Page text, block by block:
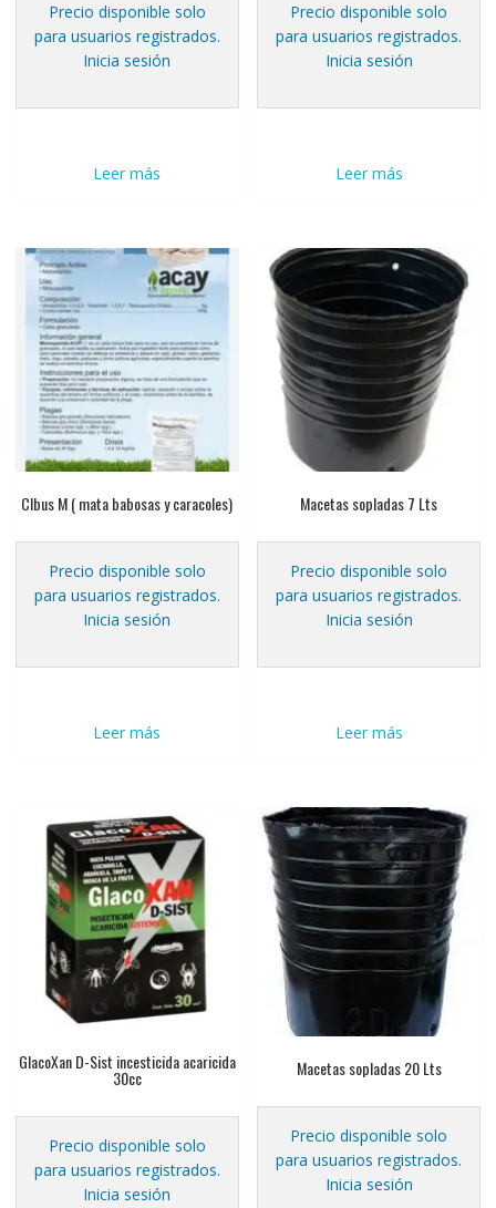
Precio disponible solo
para usuarios registrados.
Inicia sesión
Leer más
Precio disponible solo
para usuarios registrados.
Inicia sesión
Leer más
CIbus M ( mata babosas y caracoles)
Precio disponible solo
para usuarios registrados.
Inicia sesión
Leer más
Macetas sopladas 7 Lts
Precio disponible solo
para usuarios registrados.
Inicia sesión
Leer más
GlacoXan D-Sist incesticida acaricida
30cc
Precio disponible solo
para usuarios registrados.
Inicia sesión
Macetas sopladas 20 Lts
Precio disponible solo
para usuarios registrados.
Inicia sesión